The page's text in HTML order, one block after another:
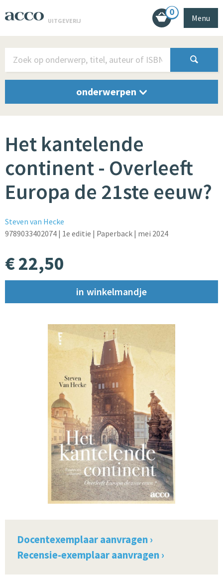
UITGEVERIJ
0
Menu
onderwerpen
Het kantelende
continent - Overleeft
Europa de 21ste eeuw?
Steven van Hecke
9789033402074 | 1e editie | Paperback | mei 2024
€ 22,50
Docentexemplaar aanvragen ›
Recensie-exemplaar aanvragen ›